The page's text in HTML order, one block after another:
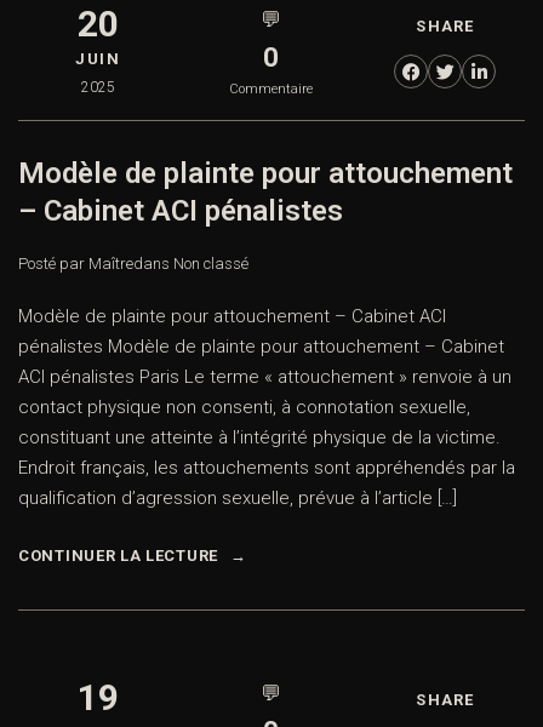
20
JUIN
2025
💬
0
Commentaire
SHARE
Modèle de plainte pour attouchement
– Cabinet ACI pénalistes
Posté par Maîtredans Non classé
Modèle de plainte pour attouchement – Cabinet ACI
pénalistes Modèle de plainte pour attouchement – Cabinet
ACI pénalistes Paris Le terme « attouchement » renvoie à un
contact physique non consenti, à connotation sexuelle,
constituant une atteinte à l’intégrité physique de la victime.
Endroit français, les attouchements sont appréhendés par la
qualification d’agression sexuelle, prévue à l’article […]
CONTINUER LA LECTURE
19 💬 SHARE